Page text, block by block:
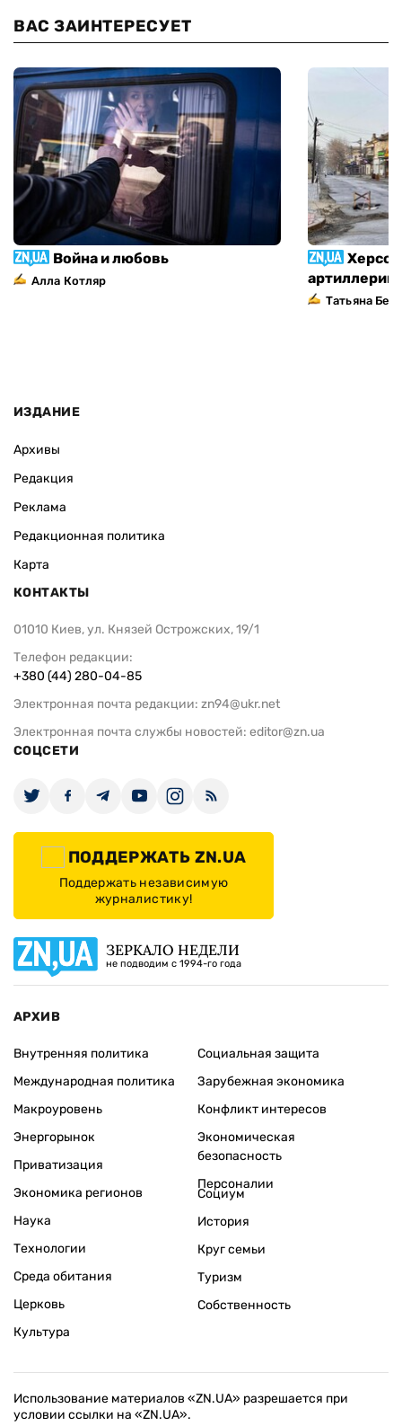
ВАС ЗАИНТЕРЕСУЕТ
Война и любовь
Алла Котляр
Татьяна
ИЗДАНИЕ
Архивы
Редакция
Реклама
Редакционная политика
Карта
КОНТАКТЫ
01010 Киев, ул. Князей Острожских, 19/1
Телефон редакции:
+380 (44) 280-04-85
Электронная почта редакции: zn94@ukr.net
Электронная почта службы новостей: editor@zn.ua
СОЦСЕТИ
ПОДДЕРЖАТЬ ZN.UA
Поддержать независимую
журналистику!
ЗЕРКАЛО НЕДЕЛИ
не подводим с 1994-го года
АРХИВ
Внутренняя политика
Международная политика
Макроуровень
Энергорынок
Приватизация
Экономика регионов
Социальная защита
Зарубежная экономика
Конфликт интересов
Экономическая
безопасность
Персоналии
Наука
Технологии
Среда обитания
Церковь
Культура
Социум
История
Круг семьи
Туризм
Собственность
Использование материалов «ZN.UA» разрешается при
условии ссылки на «ZN.UA».